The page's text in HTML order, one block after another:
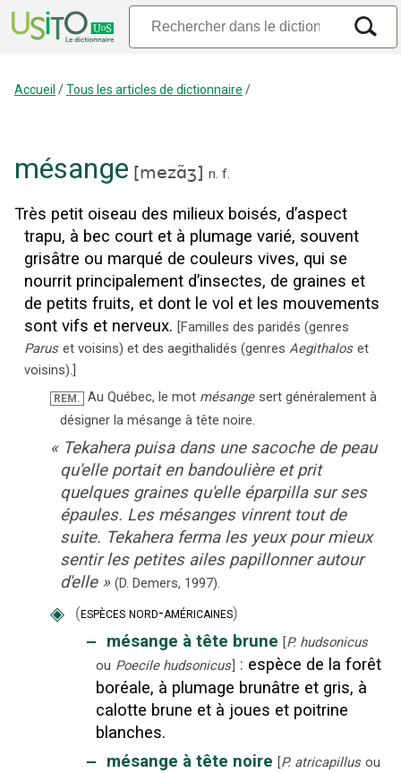
Accueil /Tous les articles de dictionnaire /
mésange [mezɑ̃ʒ] n. f.
Très petit oiseau des milieux boisés, d’aspect
trapu, à bec court et à plumage varié, souvent
grisâtre ou marqué de couleurs vives, qui se
nourrit principalement d’insectes, de graines et
de petits fruits, et dont le vol et les mouvements
sont vifs et nerveux. [Familles des paridés (genres
Parus et voisins) et des aegithalidés (genres Aegithalos et
voisins).]
REM. Au Québec, le mot mésange sert généralement à
désigner la mésange à tête noire.
« Tekahera puisa dans une sacoche de peau
qu'elle portait en bandoulière et prit
quelques graines qu'elle éparpilla sur ses
épaules. Les mésanges vinrent tout de
suite. Tekahera ferma les yeux pour mieux
sentir les petites ailes papillonner autour
d'elle » (D. Demers, 1997).
◈ (espèces nord-américaines)
‒ mésange à tête brune [P. hudsonicus
ou Poecile hudsonicus] : espèce de la forêt
boréale, à plumage brunâtre et gris, à
calotte brune et à joues et poitrine
blanches.
‒ mésange à tête noire [P. atricapillus ou